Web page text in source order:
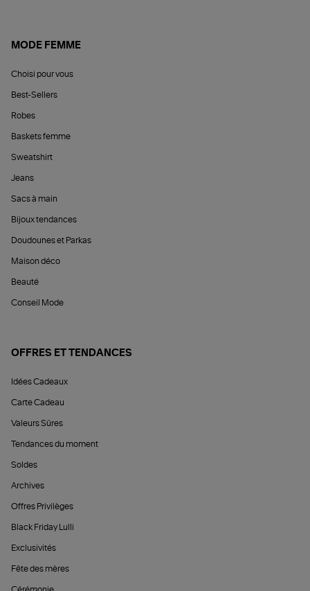
MODE FEMME
Choisi pour vous
Best-Sellers
Robes
Baskets femme
Sweatshirt
Jeans
Sacs à main
Bijoux tendances
Doudounes et Parkas
Maison déco
Beauté
Conseil Mode
OFFRES ET TENDANCES
Idées Cadeaux
Carte Cadeau
Valeurs Sûres
Tendances du moment
Soldes
Archives
Offres Privilèges
Black Friday Lulli
Exclusivités
Fête des mères